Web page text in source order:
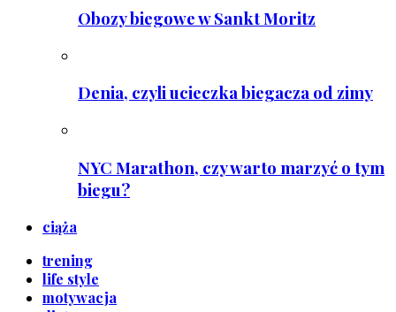
Obozy biegowe w Sankt Moritz
Denia, czyli ucieczka biegacza od zimy
NYC Marathon, czy warto marzyć o tym
biegu?
ciąża
trening
life style
motywacja